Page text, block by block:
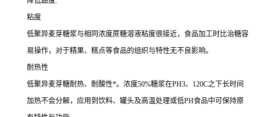
粘度
低聚异麦芽糖浆与相同浓度蔗糖溶液粘度很接近，食品加工时比治糖容
易操作，对于精果、糕点等食品的组织与特性无不良影响。
耐热性
低聚异麦芽糖耐热、耐酸性*。浓度50%糖浆在PH3、120C之下长时间
加热不会分解，应用到饮料、罐头及高温处理或低PH食品中可保持原